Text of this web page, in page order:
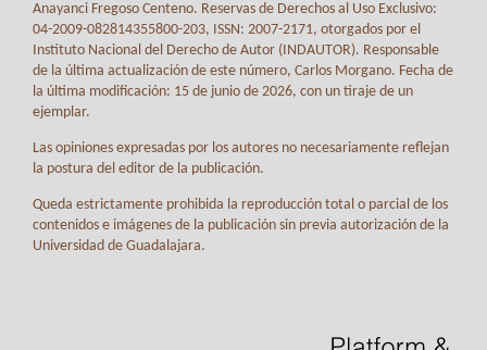
Anayanci Fregoso Centeno. Reservas de Derechos al Uso Exclusivo:
04-2009-082814355800-203, ISSN: 2007-2171, otorgados por el
Instituto Nacional del Derecho de Autor (INDAUTOR). Responsable
de la última actualización de este número, Carlos Morgano. Fecha de
la última modificación: 15 de junio de 2026, con un tiraje de un
ejemplar.
Las opiniones expresadas por los autores no necesariamente reflejan
la postura del editor de la publicación.
Queda estrictamente prohibida la reproducción total o parcial de los
contenidos e imágenes de la publicación sin previa autorización de la
Universidad de Guadalajara.